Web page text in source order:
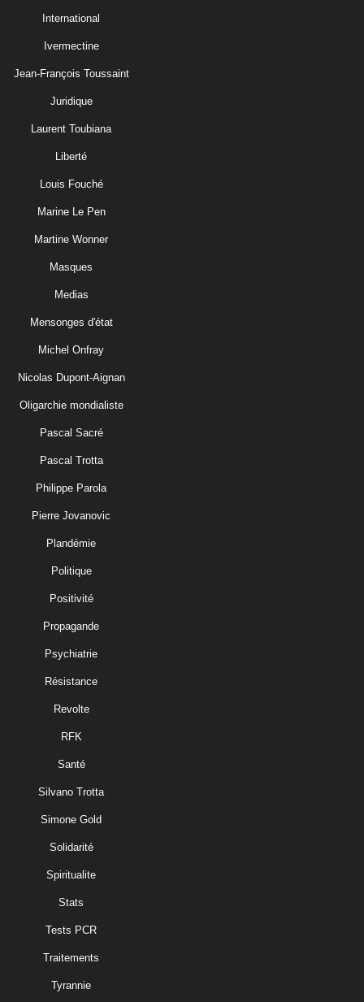
International
Ivermectine
Jean-François Toussaint
Juridique
Laurent Toubiana
Liberté
Louis Fouché
Marine Le Pen
Martine Wonner
Masques
Medias
Mensonges d'état
Michel Onfray
Nicolas Dupont-Aignan
Oligarchie mondialiste
Pascal Sacré
Pascal Trotta
Philippe Parola
Pierre Jovanovic
Plandémie
Politique
Positivité
Propagande
Psychiatrie
Résistance
Revolte
RFK
Santé
Silvano Trotta
Simone Gold
Solidarité
Spiritualite
Stats
Tests PCR
Traitements
Tyrannie